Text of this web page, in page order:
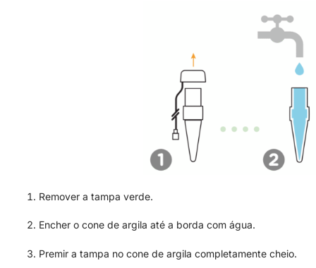
Remover a tampa verde.
Encher o cone de argila até a borda com água.
Premir a tampa no cone de argila completamente cheio.